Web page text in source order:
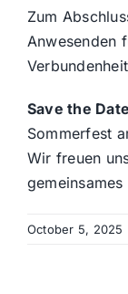
Zum
Anwesenden
Save the Date
Sommerfest
Wir freuen
October 5, 2025